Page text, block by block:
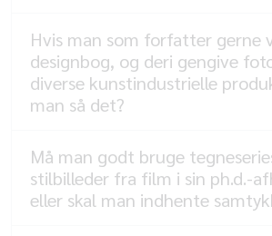
Hvis man som forfatter gerne
designbog, og deri gengive
diverse kunstindustrielle
man så det?
Må man godt bruge
stilbilleder fra film i sin ph.d.-
eller skal man indhente